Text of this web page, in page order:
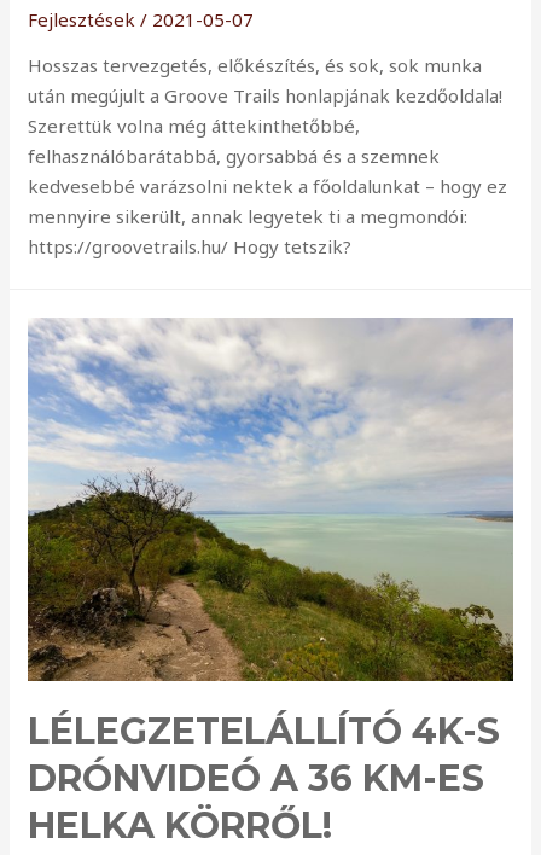
Fejlesztések / 2021-05-07
Hosszas tervezgetés, előkészítés, és sok, sok munka
után megújult a Groove Trails honlapjának kezdőoldala!
Szerettük volna még áttekinthetőbbé,
felhasználóbarátabbá, gyorsabbá és a szemnek
kedvesebbé varázsolni nektek a főoldalunkat – hogy ez
mennyire sikerült, annak legyetek ti a megmondói:
https://groovetrails.hu/ Hogy tetszik?
LÉLEGZETELÁLLÍTÓ 4K-S
DRÓNVIDEÓ A 36 KM-ES
HELKA KÖRRŐL!